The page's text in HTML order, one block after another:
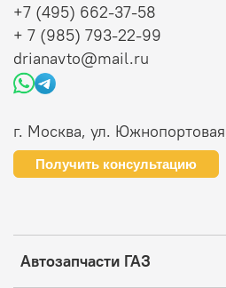
Автозапчасти ГАЗ
+7 (495) 662-37-58
+ 7 (985) 793-22-99
drianavto@mail.ru
г. Москва, ул.
Получить консультацию